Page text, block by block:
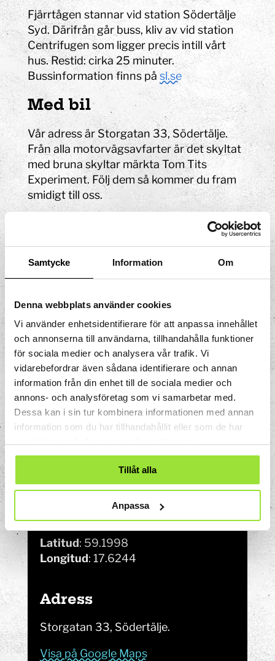
Samtycke Information Om
Denna webbplats använder cookies
Vi använder enhetsidentifierare för att anpassa innehållet
och annonserna till användarna, tillhandahålla funktioner
för sociala medier och analysera vår trafik. Vi
vidarebefordrar även sådana identifierare och annan
information från din enhet till de sociala medier och
annons- och analysföretag som vi samarbetar med.
Dessa kan i sin tur kombinera informationen med annan
information som du har tillhandahållit eller som de har
Tillåt alla
Anpassa
Fjärrtågen stannar vid station Södertälje
Syd. Därifrån går buss, kliv av vid station
Centrifugen som ligger precis intill vårt
hus. Restid: cirka 25 minuter.
Bussinformation finns påsl.se
Med bil
Vår adress är Storgatan 33, Södertälje.
Från alla motorvägsavfarter är det skyltat
med bruna skyltar märkta Tom Tits
Experiment. Följ dem så kommer du fram
smidigt till oss.
Parkering finns på Nedre Villagatan i
anslutning till Tom Tits Experiment.
Parkeringen ägs och drivs av Södertälje
aktuell parkeringsapp för området.
På de övre parkeringarna kan du betala för
att stå hela dagen, medan de nedre
parkeringarna erbjuder gratisparkering i 2
timmar (dock utan möjlighet till
förlängning).
Bussparkering finns i dagsläget vid
Torekällberget infart Västergatan samt vid
Scaniarinken.
GPS-koordinater
Latitud: 59.1998
Longitud: 17.6244
Adress
Storgatan 33, Södertälje.
Visa på Google Maps